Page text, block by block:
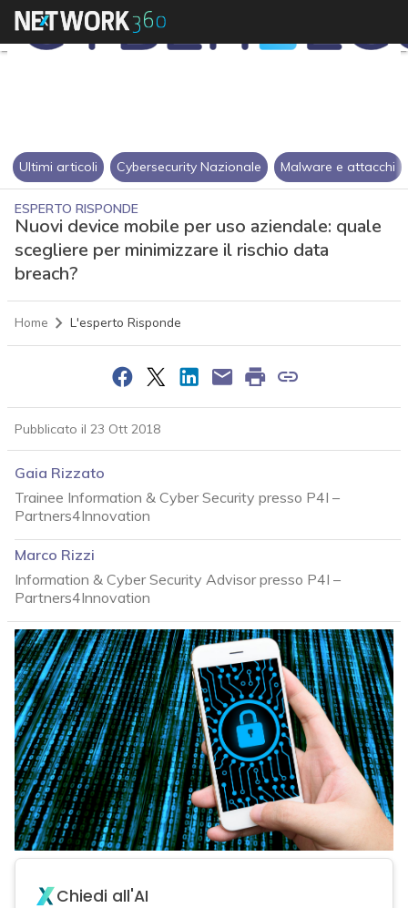
Ultimi articoli Cybersecurity Nazionale Malware e attacchi
ESPERTO RISPONDE
Nuovi device mobile per uso aziendale: quale
scegliere per minimizzare il rischio data
breach?
Home L'esperto Risponde
Pubblicato il 23 Ott 2018
Gaia Rizzato
Trainee Information & Cyber Security presso P4I –
Partners4Innovation
Marco Rizzi
Information & Cyber Security Advisor presso P4I –
Partners4Innovation
Chiedi all'AI